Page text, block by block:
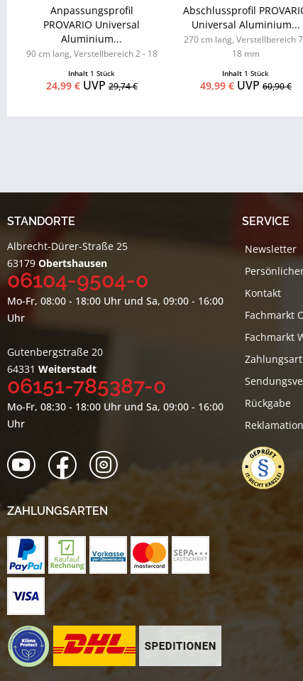
Anpassungsprofil
PROVARIO Universal
Aluminium...
90 cm lang, Verstellbereich 2 - 18
Inhalt 1 Stück
24,99 €UVP29,74 €
Abschlussprofil
Universal Aluminium...
270 cm lang, Verstellbereich
18 mm
Inhalt 1 Stück
49,99 €UVP 60,90 €
STANDORTE
Albrecht-Dürer-Straße 25
63179 Obertshausen
06104-9504-0
Mo-Fr, 08:00 - 18:00 Uhr und Sa, 09:00 - 16:00
Uhr
Gutenbergstraße 20
64331 Weiterstadt
06151-785387-0
Mo-Fr, 08:30 - 18:00 Uhr und Sa, 09:00 - 16:00
Uhr
ZAHLUNGSARTEN
SERVICE
Newsletter
Kontakt
Fachmarkt
Fachmarkt
Rückgabe
Reklamation